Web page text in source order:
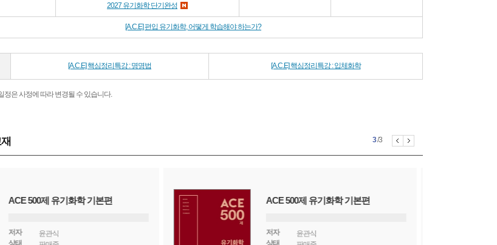
2027 유기화학 단기완성
[A.C.E] 편입 유기화학, 어떻게 학습해야 하는가?
[A.C.E] 핵심정리특강 : 명명법 [A.C.E] 핵심정리특강 : 입체화학
은 사정에 따라 변경될 수 있습니다.
/3
ACE 500제 유기화학 기본편
저자
윤관식
상태
ACE 500제 유기화학 기본편
저자
윤관식
상태
1
2
3 Prev Next